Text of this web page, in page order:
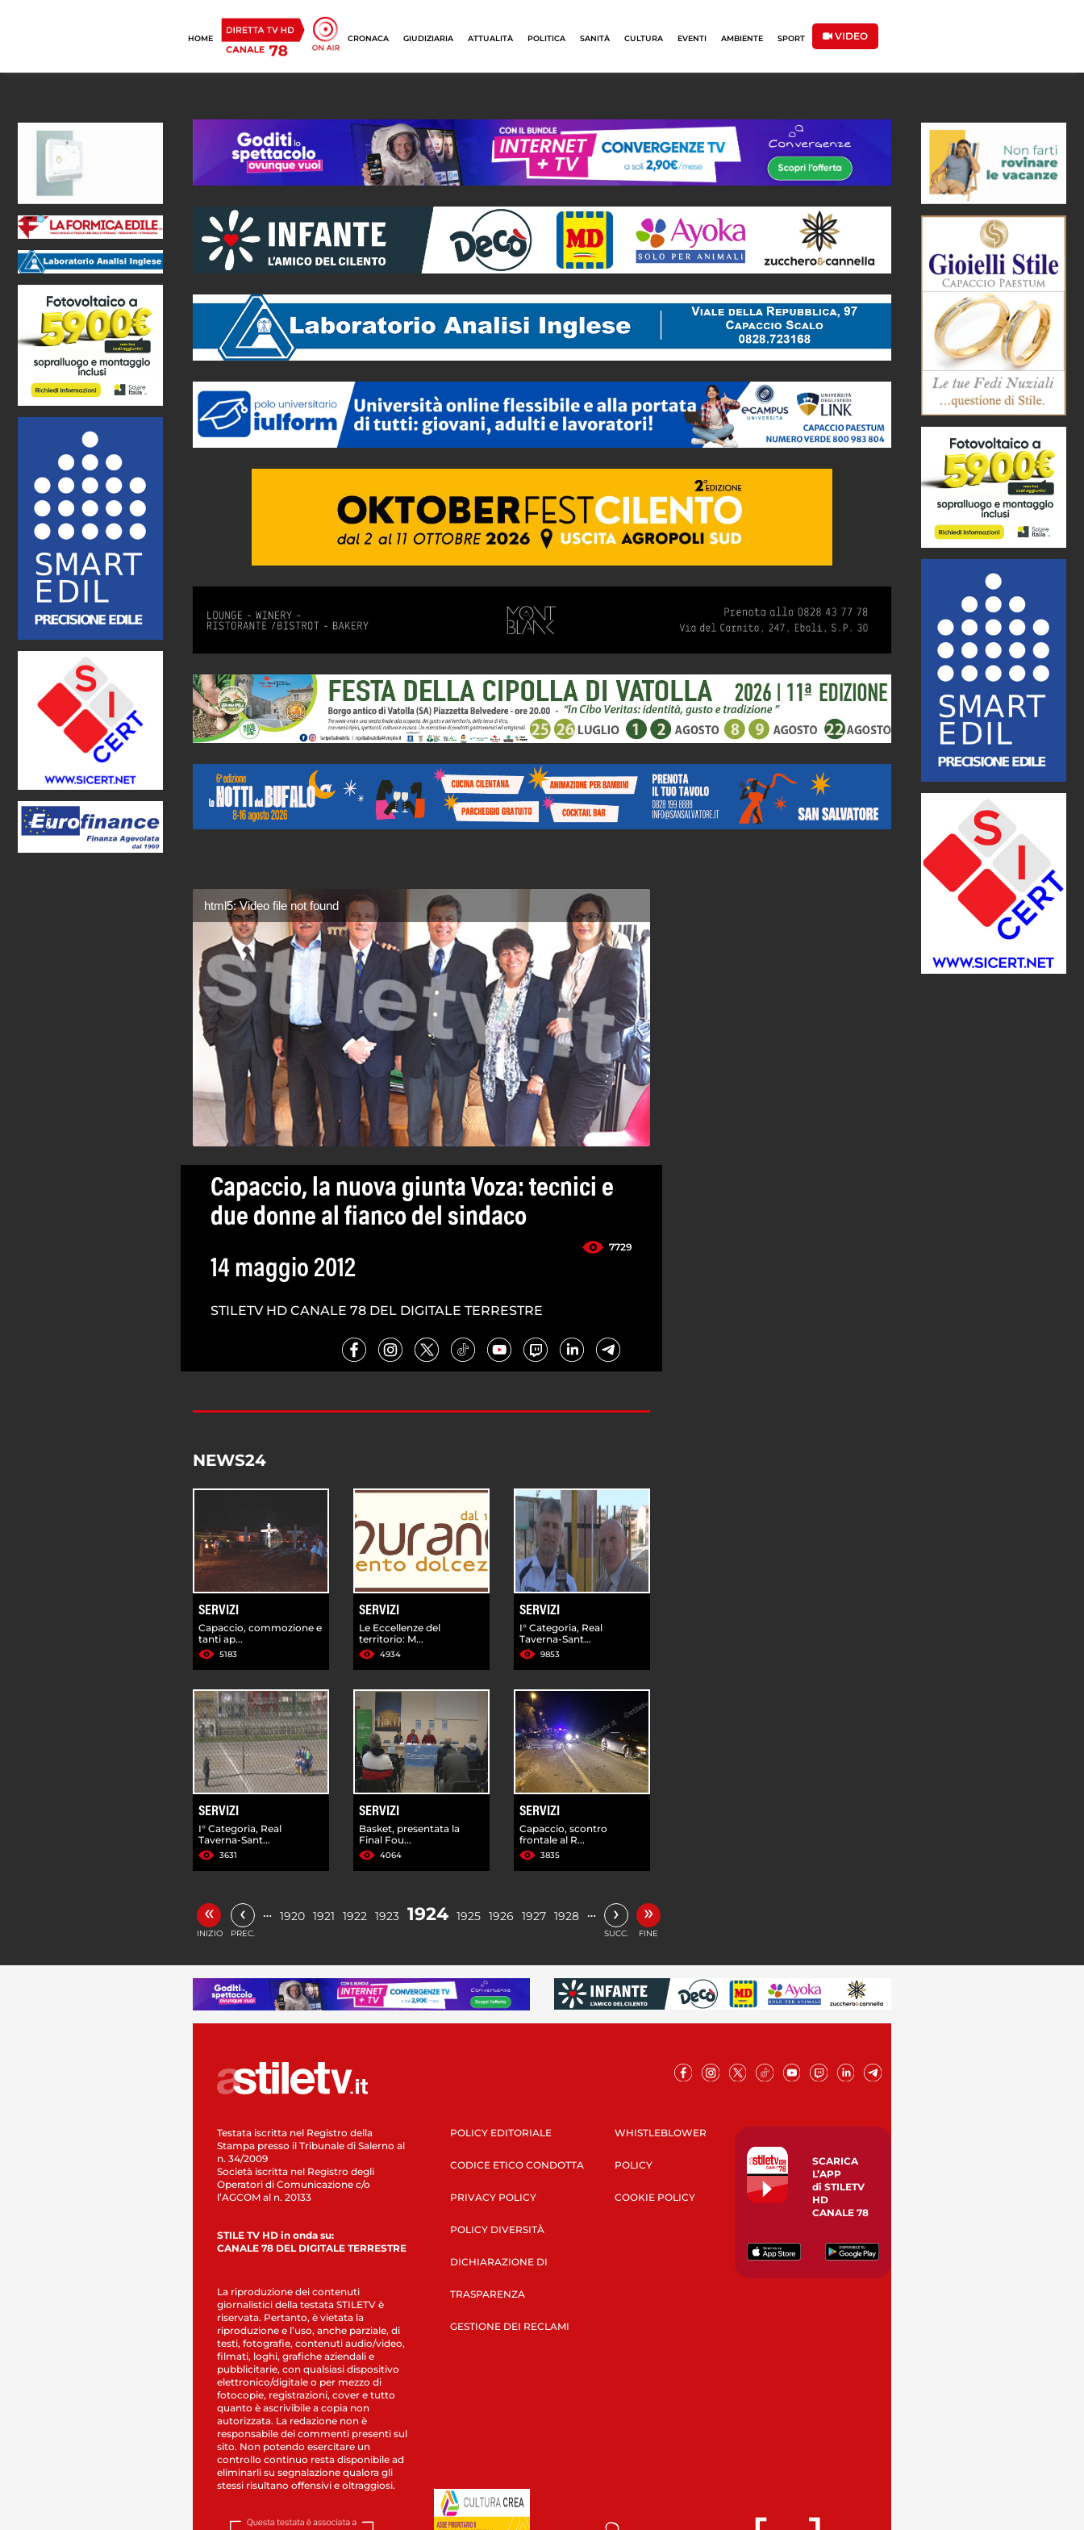
HOME CRONACA GIUDIZIARIA ATTUALITÀ POLITICA SANITÀ CULTURA EVENTI AMBIENTE SPORT VIDEO
html5: Video file not found
Capaccio, la nuova giunta Voza: tecnici e
due donne al fianco del sindaco
7729
14 maggio 2012
STILETV HD CANALE 78 DEL DIGITALE TERRESTRE
NEWS24
SERVIZI
Capaccio, commozione e
tanti ap...
5183
SERVIZI
Le Eccellenze del
territorio: M...
4934
SERVIZI
I° Categoria, Real
Taverna-Sant...
9853
SERVIZI
I° Categoria, Real
Taverna-Sant...
3631
SERVIZI
Basket, presentata la
Final Fou...
4064
SERVIZI
Capaccio, scontro
frontale al R...
3835
«
INIZIO
‹
PREC.
… 1920 1921 1922 1923 1924 1925 1926 1927 1928 … ›
SUCC.
»
FINE
Testata iscritta nel Registro della
Stampa presso il Tribunale di Salerno al
n. 34/2009
Società iscritta nel Registro degli
Operatori di Comunicazione c/o
l’AGCOM al n. 20133
STILE TV HD in onda su:
CANALE 78 DEL DIGITALE TERRESTRE
La riproduzione dei contenuti
giornalistici della testata STILETV è
riservata. Pertanto, è vietata la
riproduzione e l’uso, anche parziale, di
testi, fotografie, contenuti audio/video,
filmati, loghi, grafiche aziendali e
pubblicitarie, con qualsiasi dispositivo
elettronico/digitale o per mezzo di
fotocopie, registrazioni, cover e tutto
quanto è ascrivibile a copia non
autorizzata. La redazione non è
responsabile dei commenti presenti sul
sito. Non potendo esercitare un
controllo continuo resta disponibile ad
eliminarli su segnalazione qualora gli
stessi risultano offensivi e oltraggiosi.
POLICY EDITORIALE
CODICE ETICO CONDOTTA
PRIVACY POLICY
POLICY DIVERSITÀ
DICHIARAZIONE DI
TRASPARENZA
GESTIONE DEI RECLAMI
WHISTLEBLOWER
POLICY
COOKIE POLICY
SCARICA
L’APP
di STILETV
HD
CANALE 78